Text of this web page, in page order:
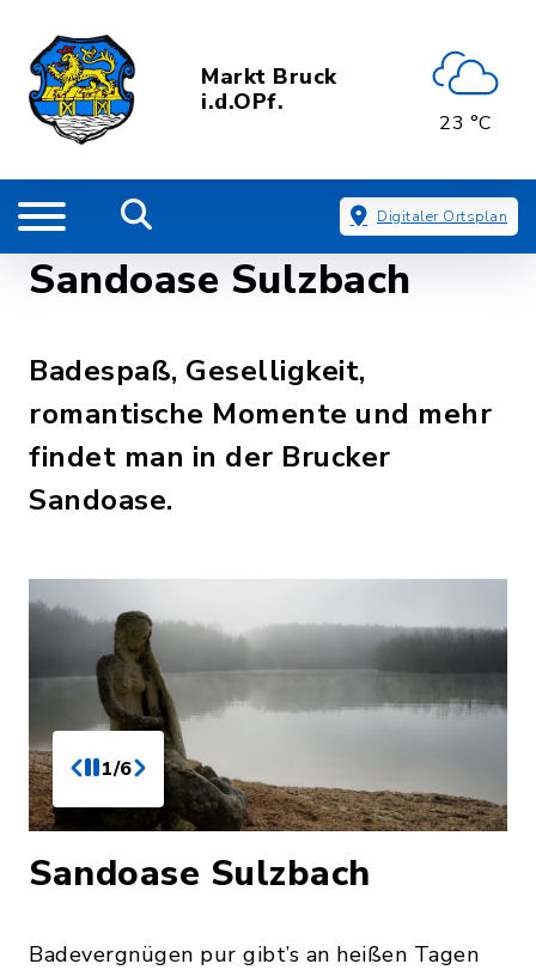
Markt Bruck
i.d.OPf.
23 °C
Digitaler Ortsplan
Sandoase Sulzbach
Badespaß, Geselligkeit,
romantische Momente und mehr
findet man in der Brucker
Sandoase.
1/6
Sandoase Sulzbach
Badevergnügen pur gibt’s an heißen Tagen